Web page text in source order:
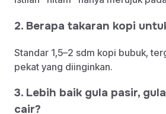
2. Berapa takaran kopi
Standar 1,5–2 sdm kopi bubuk,
pekat yang diinginkan.
3. Lebih baik gula pasir,
cair?